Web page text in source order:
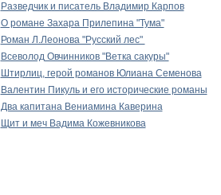
Разведчик и писатель Владимир Карпов
О романе Захара Прилепина "Тума"
Роман Л.Леонова "Русский лес"
Всеволод Овчинников "Ветка сакуры"
Штирлиц, герой романов Юлиана Семенова
Валентин Пикуль и его исторические романы
Два капитана Вениамина Каверина
Щит и меч Вадима Кожевникова